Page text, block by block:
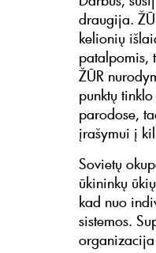
draugija.
kelionių
patalpomis,
ŽŪR
punktų
parodose,
įrašymui į
Sovietų
ūkininkų
kad nuo
sistemos.